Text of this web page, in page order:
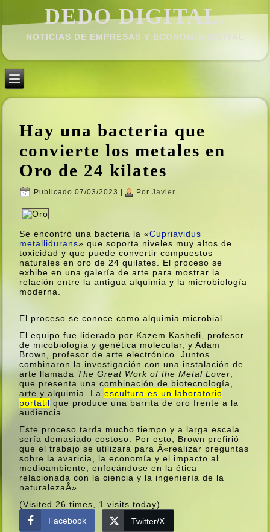
DEDO DIGITAL.
NOTICIAS DE EMPRESAS Y ECONOMÍ­A DIGITAL
Hay una bacteria que
convierte los metales en
Oro de 24 kilates
Publicado 07/03/2023 Por Javier
Se encontró una bacteria la «Cupriavidus
metallidurans» que soporta niveles muy altos de
toxicidad y que puede convertir compuestos
naturales en oro de 24 quilates. El proceso se
exhibe en una galerí­a de arte para mostrar la
relación entre la antigua alquimia y la microbiologí­a
moderna.
El proceso se conoce como alquimia microbial.
El equipo fue liderado por Kazem Kashefi, profesor
de micobiologí­a y genética molecular, y Adam
Brown, profesor de arte electrónico. Juntos
combinaron la investigación con una instalación de
arte llamada The Great Work of the Metal Lover
que presenta una combinación de biotecnologí­a,
arte y alquimia. Laescultura es un laboratorio
portátil que produce una barrita de oro frente a la
audiencia.
Este proceso tarda mucho tiempo y a larga escala
serí­a demasiado costoso. Por esto, Brown prefirió
que el trabajo se utilizara para Â«realizar preguntas
sobre la avaricia, la economí­a y el impacto al
medioambiente, enfocándose en la ética
relacionada con la ciencia y la ingenierí­a de la
naturalezaÂ».
(Visited 26 times, 1 visits today)
Facebook
Twitter/X